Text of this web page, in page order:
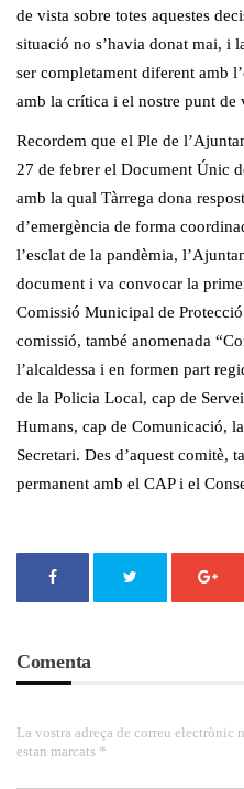
de vista sobre totes aquestes
situació no s’havia donat mai, i
ser completament diferent amb
amb la crítica i el nostre punt de
Recordem que el Ple de
27 de febrer el Document Únic
amb la qual Tàrrega dona
d’emergència de forma
l’esclat de la pandèmia,
document i va convocar la
Comissió Municipal de
comissió, també anomenada
l’alcaldessa i en formen part
de la Policia Local, cap de
Humans, cap de Comunicació,
Secretari. Des d’aquest comitè,
permanent amb el CAP i el
Comenta
La vostra adreça de correu electrònic
estan marcats *